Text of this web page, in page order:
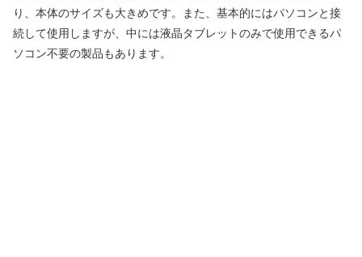
り、本体のサイズも大きめです。また、基本的にはパソコンと接
続して使用しますが、中には液晶タブレットのみで使用できるパ
ソコン不要の製品もあります。